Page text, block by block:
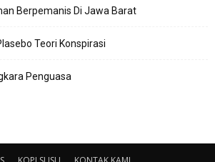
Berpemanis Di Jawa Barat
Teori Konspirasi
Penguasa